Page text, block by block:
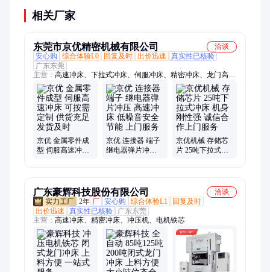
相关厂家
东莞市京优精密机械有限公司
洽谈
安心购
综合体验L0 回复及时 出价迅速
真实性已核验
广东东莞
主营： 高速冲床、下拉式冲床、伺服冲床、精密冲床、龙门高速
冲床、C型高速冲床
京优 金属零件成
型 伺服高速冲床
京优 连接器 端子
继电器弹片冲压
京优机械 存储芯
片 25吨下拉式冲
广东豪辉科技股份有限公司
洽谈
2年 厂 安心购 综合体验L1
回复及时
出价迅速
真实性已核验
广东东莞
主营： 高速冲床、精密冲床、冲压机、电机铁芯